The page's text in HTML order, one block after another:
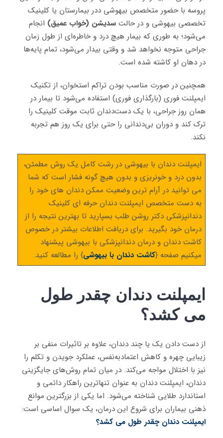
پروسه با حضور متخصص بیهوشی ددر بیمارستان یا کلینیک
تخصصی بیهوشی و در حالت سدیشن (خواب عمیق) انجام
می‌شود؛ به طوری که بیمار هیچ درد و خاطره‌ای از طول زمان
جراحی متوجه نخواهد شد و وقتی بیدار می‌شود، تمام پایه‌ها
در دهان او کاشته شده است.
همچنین در صورت مناسب بودن تراکم استخوان، از تکنیک
ایمپلنت فوری (بارگذاری فوری) استفاده می‌شود تا بیمار در
همان روز جراحی، با یک دست‌دندان ثابت موقت کلینیک را
ترک کند و دوران بی‌دندانی را حتی برای یک روز هم تجربه
نکند.
ایمپلنت دندان با بیهوشی در رشت کامل یک روش مطمئن،
بدون درد و خونریزی و بدون هیچ گونه فشار است که شما
می توانید در آرام ترین وضعیت ممکن دندان های خود را
به دست متخصص ایمپلنت دندان حرفه ای کلینیک
دندانپزشکی دکتر روشن طلب بسپارید تا بهترین نتیجه را از
درمان خود بگیرید. برای دریافت اطلاعات بیشتر در خصوص
کاشت دندان و درمان دندانپزشکی با بیهوشی پیشنهاد
میکنیم صفحه {کاشت دندان با بیهوشی} را مطالعه کنید.
ایمپلنت دندان چقدر طول
می کشد؟
از دست دادن یک یا چند دندان، علاوه بر تاثیرات منفی بر
زیبایی چهره و کاهش اعتمادبه‌نفس، عملکرد جویدن و تکلم را
نیز با اختلال مواجه می‌کند. در میان تمام روش‌های جایگزینی
دندان، ایمپلنت دندان به عنوان تنهاترین راهکار دائمی و
استاندارد طلایی شناخته می‌شود. اما یکی از بزرگترین موانع
ذهنی بیماران برای شروع این درمان، یک سوال اساسی است:
ایمپلنت دندان چقدر طول می کشد؟